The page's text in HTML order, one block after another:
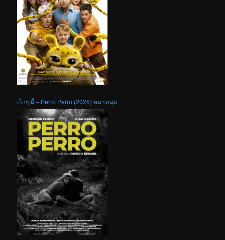
เร็วๆ นี้ – Perro Perro (2025) หมาหนุ่ม